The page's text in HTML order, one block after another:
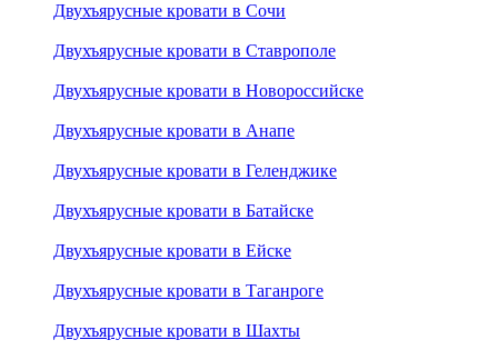
Двухъярусные кровати в Сочи
Двухъярусные кровати в Ставрополе
Двухъярусные кровати в Новороссийске
Двухъярусные кровати в Анапе
Двухъярусные кровати в Геленджике
Двухъярусные кровати в Батайске
Двухъярусные кровати в Ейске
Двухъярусные кровати в Таганроге
Двухъярусные кровати в Шахты